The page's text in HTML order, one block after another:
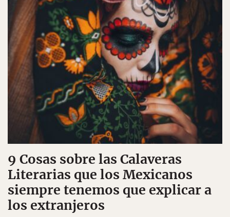
9 Cosas sobre las Calaveras
Literarias que los Mexicanos
siempre tenemos que explicar a
los extranjeros